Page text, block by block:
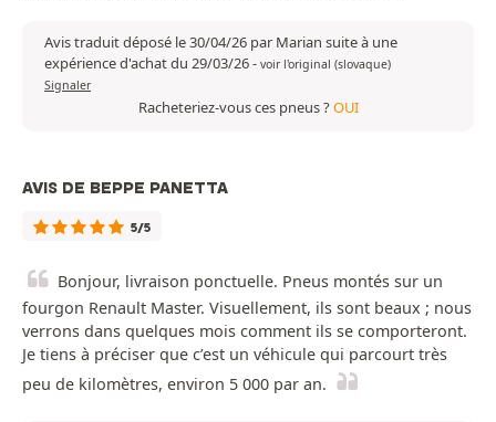
Avis traduit déposé le 30/04/26 par Marian suite à une
expérience d'achat du 29/03/26- voir l'original (slovaque)
Signaler
Racheteriez-vous ces pneus ?OUI
AVIS DE BEPPE PANETTA
5/5
Bonjour, livraison ponctuelle. Pneus montés sur un
fourgon Renault Master. Visuellement, ils sont beaux ; nous
verrons dans quelques mois comment ils se comporteront.
Je tiens à préciser que c’est un véhicule qui parcourt très
peu de kilomètres, environ 5 000 par an.